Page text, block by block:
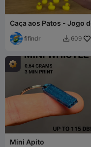
Caça aos Patos - Jogo
Esconder
fifindr  609
Mini Apito